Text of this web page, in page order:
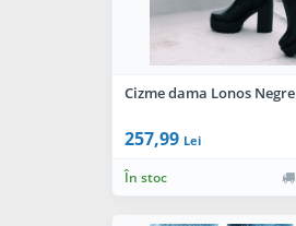
Cizme dama Lonos Negre
257,99 Lei
În stoc